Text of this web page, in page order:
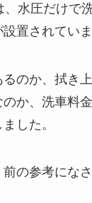
水圧だけで
置されていま
のか、拭き
か、洗車料
した。
の参考にな